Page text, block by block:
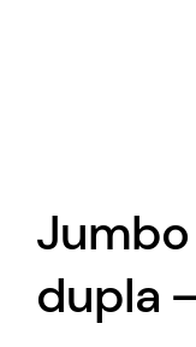
dupla